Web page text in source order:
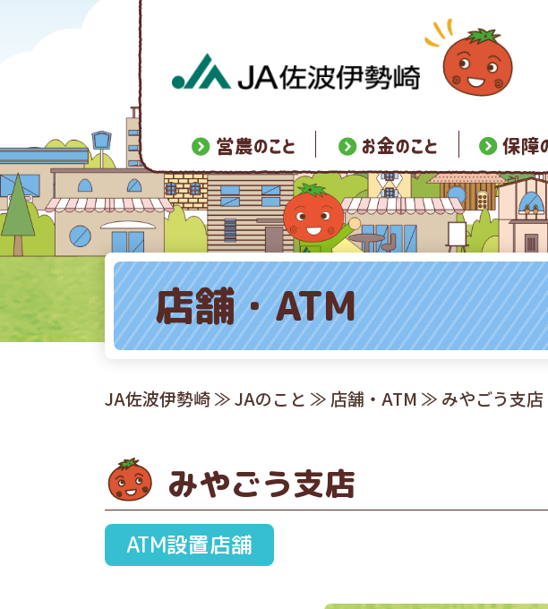
店舗・ATM
JA佐波伊勢崎≫JAのこと ≫ 店舗・ATM ≫ みやごう支店
みやごう支店
ATM設置店舗